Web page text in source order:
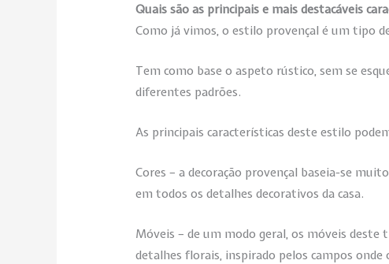
Quais são as principais e mais destacáveis
Como já vimos, o estilo provençal é um tipo
Tem como base o aspeto rústico, sem se
diferentes padrões.
As principais características deste estilo
Cores – a decoração provençal baseia-se
em todos os detalhes decorativos da casa.
Móveis – de um modo geral, os móveis deste
detalhes florais, inspirado pelos campos onde